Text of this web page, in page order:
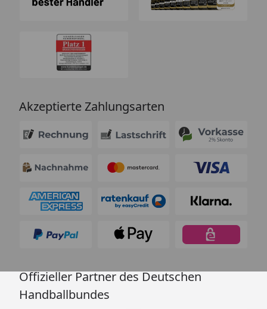
Akzeptierte Zahlungsarten
Offizieller Partner des Deutschen
Handballbundes